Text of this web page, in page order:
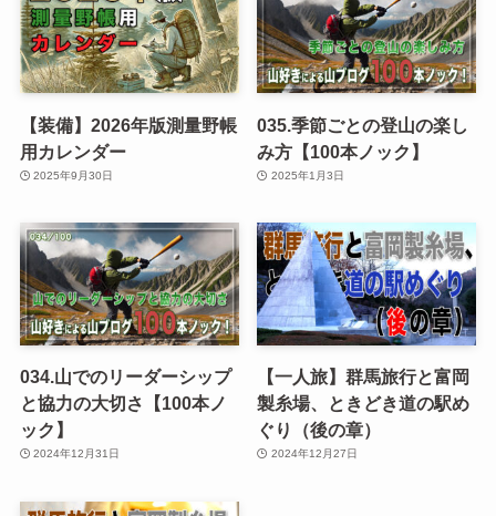
【装備】2026年版測量野帳
用カレンダー
2025年9月30日
035.季節ごとの登山の楽し
み方【100本ノック】
2025年1月3日
034.山でのリーダーシップ
と協力の大切さ【100本ノ
ック】
2024年12月31日
【一人旅】群馬旅行と富岡
製糸場、ときどき道の駅め
ぐり（後の章）
2024年12月27日